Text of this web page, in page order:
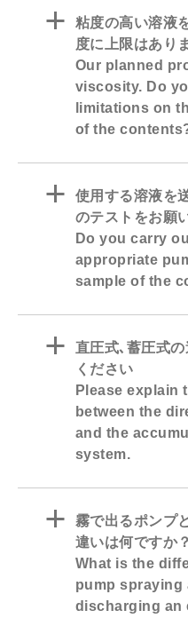
a
粘度の高い溶液
度に上限はあり
Our planned
viscosity. Do
limitations on
of the
a
使用する溶液を
のテストをお願
Do you carry
appropriate
sample of the
a
直圧式､蓄圧式
ください
Please explain
between the
and the
system.
a
霧で出るポンプ
違いは何ですか？
What is the
pump spraying
discharging an